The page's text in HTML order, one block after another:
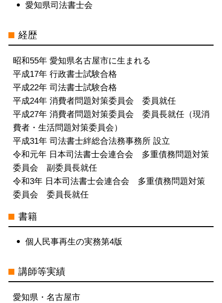
債務整理 司法書士 電話 無料相談 三
重県
個人再生 司法書士 電話 無料相談 三
重県
借金問題 司法書士 電話 無料相談 三
重県
個人再生 司法書士 電話 無料相談 中
村区
愛知県司法書士会
経歴
昭和55年 愛知県名古屋市に生まれる
平成17年 行政書士試験合格
平成22年 司法書士試験合格
平成24年 消費者問題対策委員会 委員就任
平成27年 消費者問題対策委員会 委員長就任（現消
費者・生活問題対策委員会）
平成31年 司法書士絆総合法務事務所 設立
令和元年 日本司法書士会連合会 多重債務問題対策
委員会 副委員長就任
令和3年 日本司法書士会連合会 多重債務問題対策
委員会 委員長就任
書籍
個人民事再生の実務第4版
講師等実績
愛知県・名古屋市